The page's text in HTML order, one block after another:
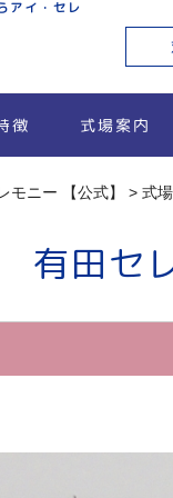
アイ・セレ
徴 式場案内
ニー 【公式】 > 式
有田セ